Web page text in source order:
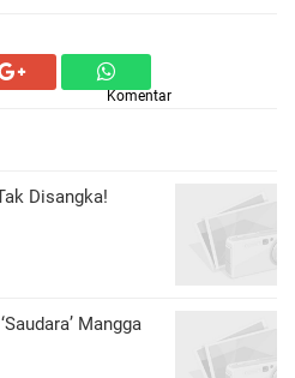
Komentar
Disangka!
Mangga